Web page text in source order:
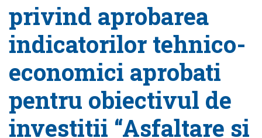
privind aprobarea
indicatorilor tehnico-
economici aprobati
pentru obiectivul de
investitii “Asfaltare si